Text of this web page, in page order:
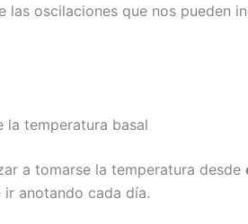
las oscilaciones que nos pueden
la temperatura basal
a tomarse la temperatura desde
ir anotando cada día.